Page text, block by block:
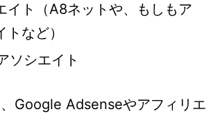
イト（A8ネットや、もしもア
など）
ソシエイト
Google Adsenseやアフィリエ